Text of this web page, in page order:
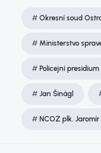
Okresní soud
Ministerstvo
Policejní presidium
Jan Šinágl
NCOZ plk.